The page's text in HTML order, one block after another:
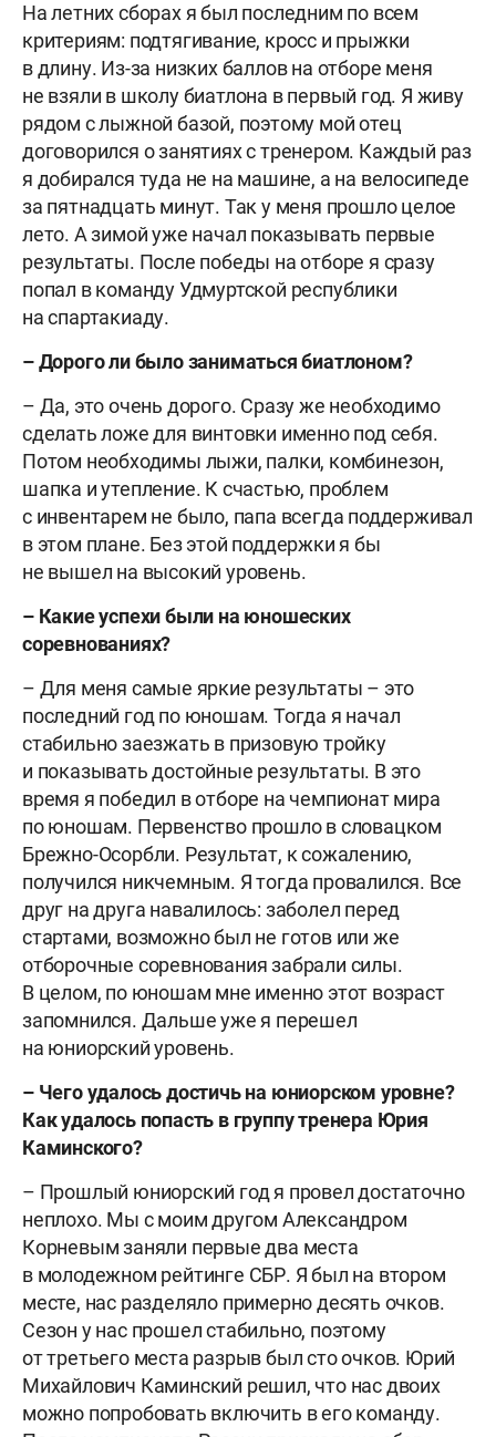
На летних сборах я был последним по всем
критериям: подтягивание, кросс и прыжки
в длину. Из-за низких баллов на отборе меня
не взяли в школу биатлона в первый год. Я живу
рядом с лыжной базой, поэтому мой отец
договорился о занятиях с тренером. Каждый раз
я добирался туда не на машине, а на велосипеде
за пятнадцать минут. Так у меня прошло целое
лето. А зимой уже начал показывать первые
результаты. После победы на отборе я сразу
попал в команду Удмуртской республики
на спартакиаду.
– Дорого ли было заниматься биатлоном?
– Да, это очень дорого. Сразу же необходимо
сделать ложе для винтовки именно под себя.
Потом необходимы лыжи, палки, комбинезон,
шапка и утепление. К счастью, проблем
с инвентарем не было, папа всегда поддерживал
в этом плане. Без этой поддержки я бы
не вышел на высокий уровень.
– Какие успехи были на юношеских
соревнованиях?
– Для меня самые яркие результаты – это
последний год по юношам. Тогда я начал
стабильно заезжать в призовую тройку
и показывать достойные результаты. В это
время я победил в отборе на чемпионат мира
по юношам. Первенство прошло в словацком
Брежно-Осорбли. Результат, к сожалению,
получился никчемным. Я тогда провалился. Все
друг на друга навалилось: заболел перед
стартами, возможно был не готов или же
отборочные соревнования забрали силы.
В целом, по юношам мне именно этот возраст
запомнился. Дальше уже я перешел
на юниорский уровень.
– Чего удалось достичь на юниорском уровне?
Как удалось попасть в группу тренера Юрия
Каминского?
– Прошлый юниорский год я провел достаточно
неплохо. Мы с моим другом Александром
Корневым заняли первые два места
в молодежном рейтинге СБР. Я был на втором
месте, нас разделяло примерно десять очков.
Сезон у нас прошел стабильно, поэтому
от третьего места разрыв был сто очков. Юрий
Михайлович Каминский решил, что нас двоих
можно попробовать включить в его команду.